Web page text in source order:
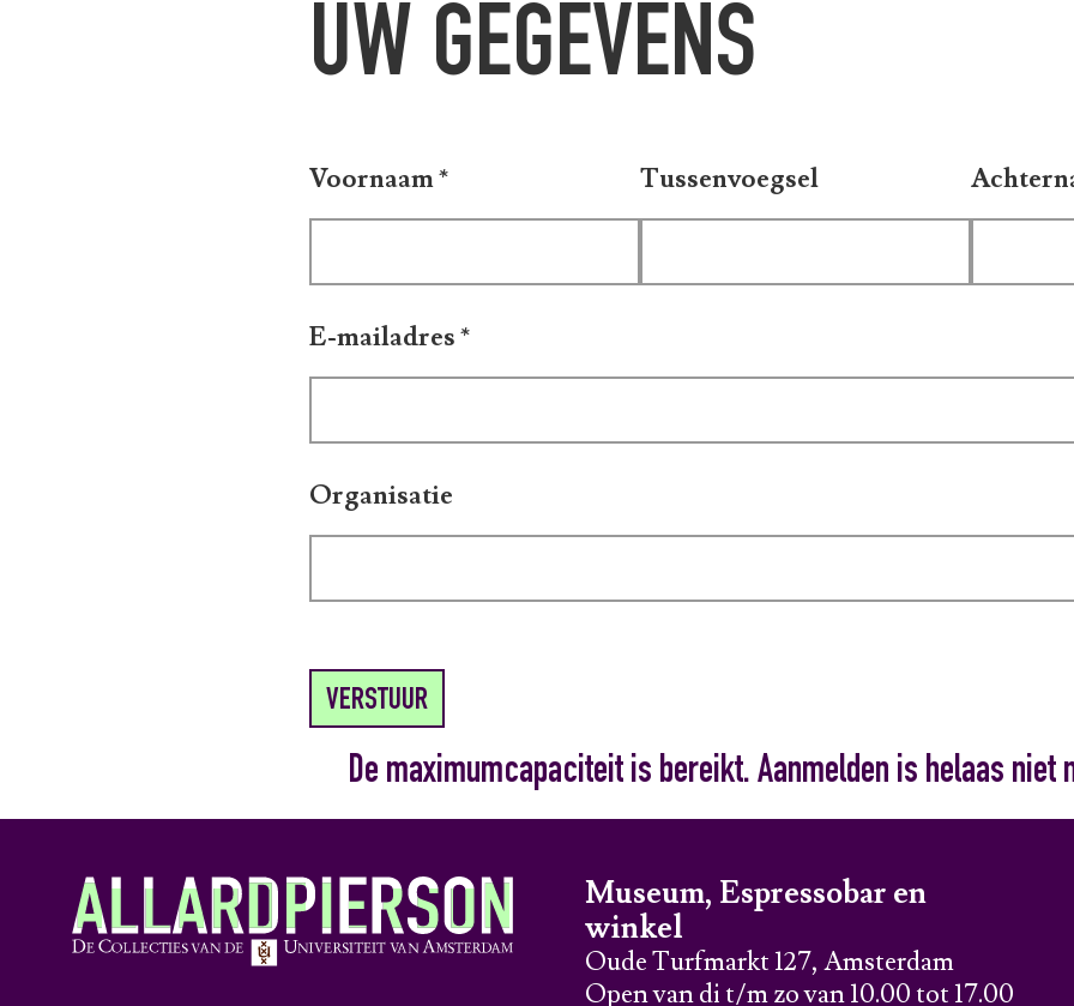
UW GEGEVENS
Voornaam* Tussenvoegsel
E-mailadres*
Organisatie
VERSTUUR
De maximumcapaciteit is bereikt. Aanmelden is helaas niet
Museum, Espressobar en
winkel
Oude Turfmarkt 127, Amsterdam
Open van di t/m zo van 10.00 tot 17.00